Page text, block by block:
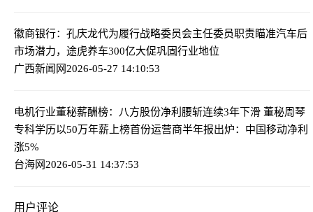
徽商银行：孔庆龙代为履行战略委员会主任委员职责瞄准汽车后
市场潜力，途虎养车300亿大促巩固行业地位
广西新闻网2026-05-27 14:10:53
电机行业董秘薪酬榜：八方股份净利腰斩连续3年下滑 董秘周琴
专科学历以50万年薪上榜首份运营商半年报出炉：中国移动净利
涨5%
台海网2026-05-31 14:37:53
用户评论